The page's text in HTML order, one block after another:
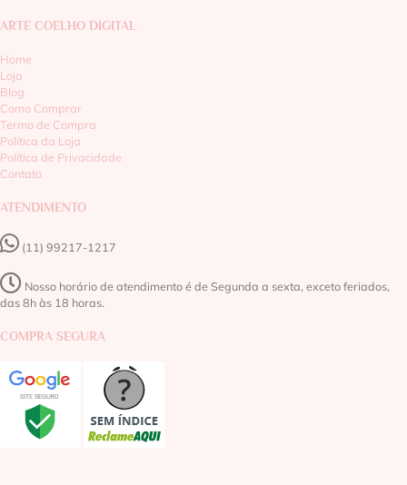
ARTE COELHO DIGITAL
Home
Loja
Blog
Como Comprar
Termo de Compra
Política da Loja
Política de Privacidade
Contato
ATENDIMENTO
(11) 99217-1217‬
Nosso horário de atendimento é de Segunda a sexta, exceto feriados,
das 8h às 18 horas.
COMPRA SEGURA